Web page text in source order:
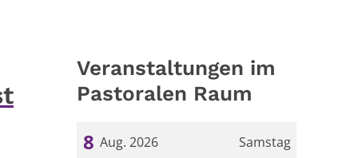
Veranstaltungen im
Pastoralen Raum
Samstag
8 Aug. 2026